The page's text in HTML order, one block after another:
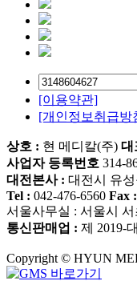
[이용약관]
[개인정보취급방
상호 : 현 메디칼(주) 대
사업자 등록번호 314-
대전본사 : 대전시 유
Tel : 042-476-6560 Fax :
서울사무실 : 서울시 서
통신판매업 : 제 2019-
Copyright © HYUN